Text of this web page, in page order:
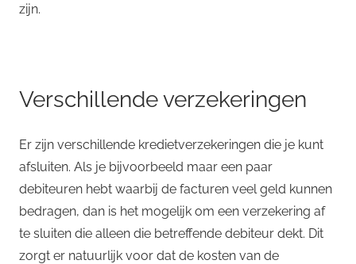
zijn.
Verschillende verzekeringen
Er zijn verschillende kredietverzekeringen die je kunt
afsluiten. Als je bijvoorbeeld maar een paar
debiteuren hebt waarbij de facturen veel geld kunnen
bedragen, dan is het mogelijk om een verzekering af
te sluiten die alleen die betreffende debiteur dekt. Dit
zorgt er natuurlijk voor dat de kosten van de